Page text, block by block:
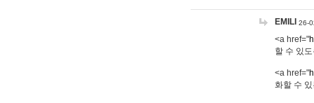
EMILI 26-
<a href="
할 수 있
<a href="
화할 수